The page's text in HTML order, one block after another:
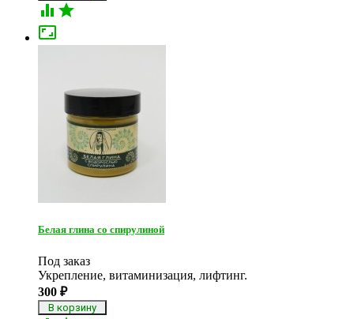
 

Белая глина со спирулиной
Под заказ
​Укрепление, витаминизация, лифтинг.
300 ₽